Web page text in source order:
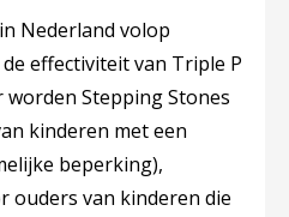
Nederland volop
effectiviteit van Triple P
worden Stepping Stones
kinderen met een
beperking),
ouders van kinderen die